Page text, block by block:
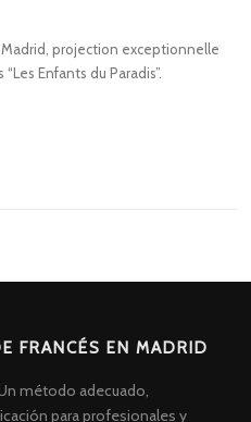
projection exceptionnelle
Enfants du Paradis”.
FRANCÉS EN MADRID
método adecuado,
para profesionales y